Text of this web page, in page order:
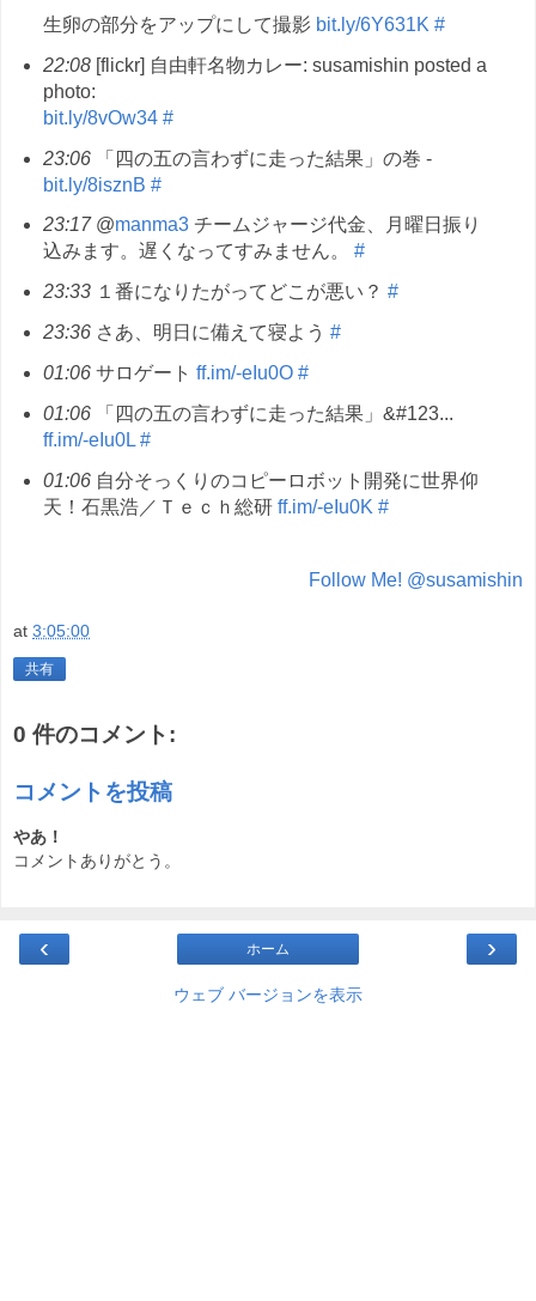
生卵の部分をアップにして撮影 bit.ly/6Y631K #
22:08[flickr] 自由軒名物カレー: susamishin posted a
photo:
bit.ly/8vOw34 #
23:06「四の五の言わずに走った結果」の巻 -
bit.ly/8isznB #
23:17@manma3チームジャージ代金、月曜日振り
込みます。遅くなってすみません。 #
23:33１番になりたがってどこが悪い？ #
23:36さあ、明日に備えて寝よう #
01:06サロゲート ff.im/-eIu0O #
01:06「四の五の言わずに走った結果」&#123...
ff.im/-eIu0L #
01:06自分そっくりのコピーロボット開発に世界仰
天！石黒浩／Ｔｅｃｈ総研 ff.im/-eIu0K #
Follow Me! @susamishin
at 3:05:00
共有
0 件のコメント:
コメントを投稿
やあ！
コメントありがとう。
‹ ›
ホーム
ウェブ バージョンを表示